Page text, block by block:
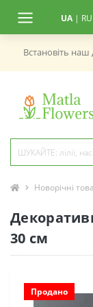
UA | RU
Встановiть наш
Новорічні
30 см
Продано